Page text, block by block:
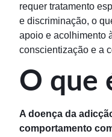
requer tratamento
e discriminação, o
apoio e acolhimento
conscientização e a
O que
A doença da
comportamento